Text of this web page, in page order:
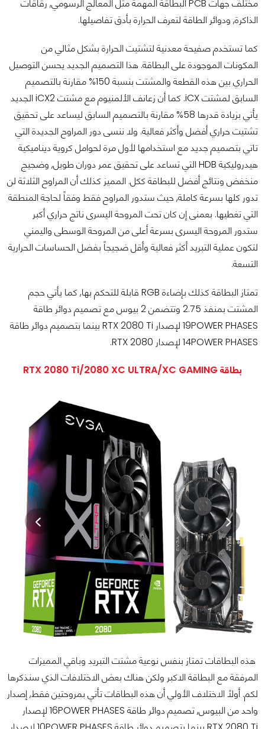
مختلف جهات PCB البطاقة المهمة مثل المعالج الرسومي, رقاقات
الذاكرة, ودوائر الطاقة لتعرف الحرارة بأدق تفاصيلها.
كما تستخدم صفيحة معدنية لتشتيت الحرارة بشكل مثالي من
المكونات الموجودة على البطاقة. هذا التصميم الجديد يحسن التوصيل
الحراري بين هذه القطعة والمشتت بنسبة 150% مقارنة بالتصميم
السابق لمشتت iCX. كما أن زعانف الألمنيوم مع مشتت iCX2 الجديد
يأتي بزيادة قدرها 58% مقارنة بالتصميم السابق ليساعد على تحقيق
تشتيت حراري أفضل وأكثر فعالية. ولا ننسى دور المراوح الجديدة التي
تاتي بتصميم جديد مع استخدامها لأول مرة لحوامل كرويةديناميكية
هيدروليكية
HDB التي تساعد على تحقيق عمر دوران طويل, وضجيج
منخفض ونتائج أفضل للبطاقة ككل. المميز كذلك أن المراوح الثلاثة لن
تدور كلها بسرعة كاملة, حيث ستدور المراوح فقط وفقاً لحاجة المنطقة
التي تغطيها. بعمنى إن كان تحت المروحة اليسرى ناتج حراري أكبر
ستدور المروحة اليسرى بسرعة أعلى من المروحة الوسطى واليمني
لتكون عملية التبريد أكثر فعالية وأقل ضجيجاً بفضل الحساسات الحرارية
التسعة.
تمتاز البطاقة كذلك بإضاءة RGB قابلة للتحكم بها, كما يأتي حجم
المشتت بمنفذ 2.75 وتتضمن 2 بيوس مع تصميم دوائر طاقة
19POWER PHASES لإصدار RTX 2080 Ti بينما بتصميم دوائر طاقة
14POWER PHASES لإصدار RTX 2080.
بطاقة RTX 2080 Ti/2080 XC ULTRA/XC GAMING
هذه البطاقات تمتاز بنفس نوعية مشتت التبريد وباقي المميزات
المرفقة مع البطاقة الاكبر ولكن هناك بعض الاختلافات الذي سنذكرها
لكم. أولاً الاختلاف الأولي أن هذه البطاقات تأتي بمروحتين فقط, إصدار
واحد من البيوس, تصميم دوائر طاقة 16POWER PHASES لإصدار